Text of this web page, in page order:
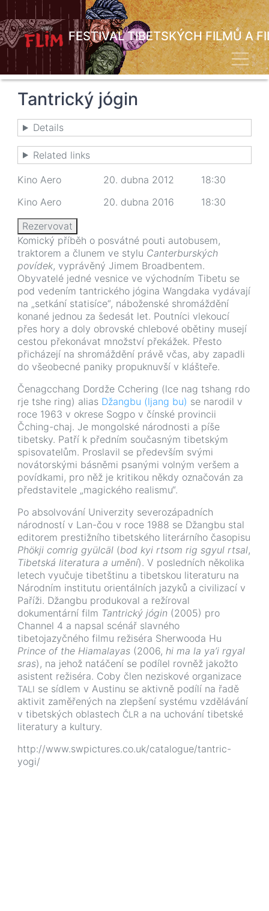
Přejít
k
hlavnímu
obsahu
FESTIVAL TIBETSKÝCH FILMŮ A
Tantrický jógin
Details
Related links
Kino Aero 20. dubna 2012 18:30
Kino Aero 20. dubna 2016 18:30
Rezervovat
Komický příběh o posvátné pouti autobusem,
traktorem a člunem ve stylu Canterburských
povídek, vyprávěný Jimem Broadbentem.
Obyvatelé jedné vesnice ve východním Tibetu se
pod vedením tantrického jógina Wangdaka vydávají
na „setkání statisíce“, náboženské shromáždění
konané jednou za šedesát let. Poutníci vlekoucí
přes hory a doly obrovské chlebové obětiny musejí
cestou překonávat množství překážek. Přesto
přicházejí na shromáždění právě včas, aby zapadli
do všeobecné paniky propuknuvší v klášteře.
Čenagcchang Dordže Cchering (lce nag tshang rdo
rje tshe ring) alias Džangbu (ljang bu) se narodil v
roce 1963 v okrese Sogpo v čínské provincii
Čching-chaj. Je mongolské národnosti a píše
tibetsky. Patří k předním současným tibetským
spisovatelům. Proslavil se především svými
novátorskými básněmi psanými volným veršem a
povídkami, pro něž je kritikou někdy označován za
představitele „magického realismu“.
Po absolvování Univerzity severozápadních
národností v Lan-čou v roce 1988 se Džangbu stal
editorem prestižního tibetského literárního časopisu
Phökji comrig gyülcäl (bod kyi rtsom rig sgyul rtsal,
Tibetská literatura a umění). V posledních několika
letech vyučuje tibetštinu a tibetskou literaturu na
Národním institutu orientálních jazyků a civilizací v
Paříži. Džangbu produkoval a režíroval
dokumentární film Tantrický jógin (2005) pro
Channel 4 a napsal scénář slavného
tibetojazyčného filmu režiséra Sherwooda Hu
Prince of the Hiamalayas (2006, hi ma la ya’i rgyal
sras), na jehož natáčení se podílel rovněž jakožto
asistent režiséra. Coby člen neziskové organizace
TALI se sídlem v Austinu se aktivně podílí na řadě
aktivit zaměřených na zlepšení systému vzdělávání
v tibetských oblastech ČLR a na uchování tibetské
literatury a kultury.
http://www.swpictures.co.uk/catalogue/tantric-
yogi/